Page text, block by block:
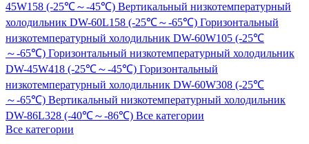
45W158 (-25℃～-45℃) Вертикальный низкотемпературный
холодильник DW-60L158 (-25℃～-65℃) Горизонтальный
низкотемпературный холодильник DW-60W105 (-25℃
～-65℃) Горизонтальный низкотемпературный холодильник
DW-45W418 (-25℃～-45℃) Горизонтальный
низкотемпературный холодильник DW-60W308 (-25℃
～-65℃) Вертикальный низкотемпературный холодильник
DW-86L328 (-40℃～-86℃) Все категории
Все категории